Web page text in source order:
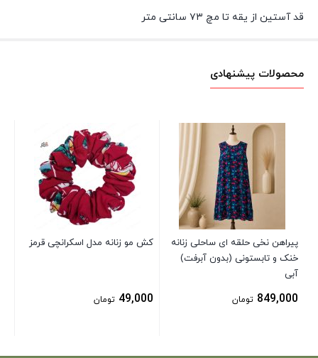
قد آستین از یقه تا مچ ۷۳ سانتی متر
محصولات پیشنهادی
پیراهن نخی حلقه ای ساحلی زنانه
خنک و تابستونی (بدون آبرفت)
آبی
849,000 تومان
کش مو زنانه مدل اسکرانچی قرمز
49,000 تومان